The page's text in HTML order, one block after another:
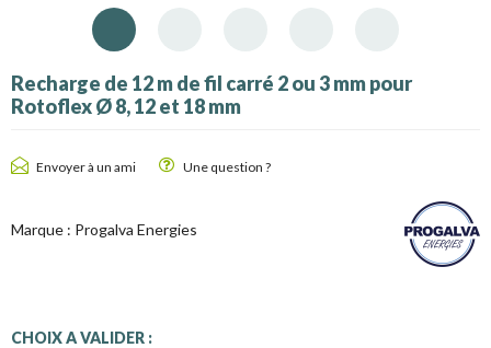
Recharge de 12 m de fil carré 2 ou 3 mm pour
Rotoflex Ø 8, 12 et 18 mm
Envoyer à un ami Une question ?
Marque : Progalva Energies
CHOIX A VALIDER :